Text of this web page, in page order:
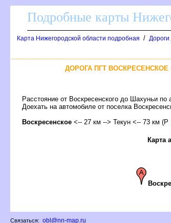
Подробные карты
Карта Нижегородской области подробная /
ДОРОГА ПГТ
Расстояние от Воскресенского до Шахуньи по
Доехать на автомобиле от поселка
оскресенское <-- 27 км --> Текун <-- 73 км
Карта
Связаться: obl@nn-map.ru